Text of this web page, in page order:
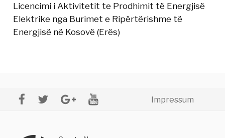
Licencimi i Aktivitetit te Prodhimit të Energjisë
Elektrike nga Burimet e Ripërtërishme të
Energjisë në Kosovë (Erës)
Impressum